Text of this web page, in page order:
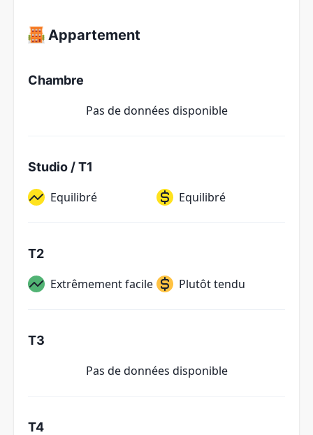
Appartement
Chambre
Pas de données disponible
Studio / T1
Equilibré Equilibré
T2
Extrêmement facile Plutôt tendu
T3
Pas de données disponible
T4